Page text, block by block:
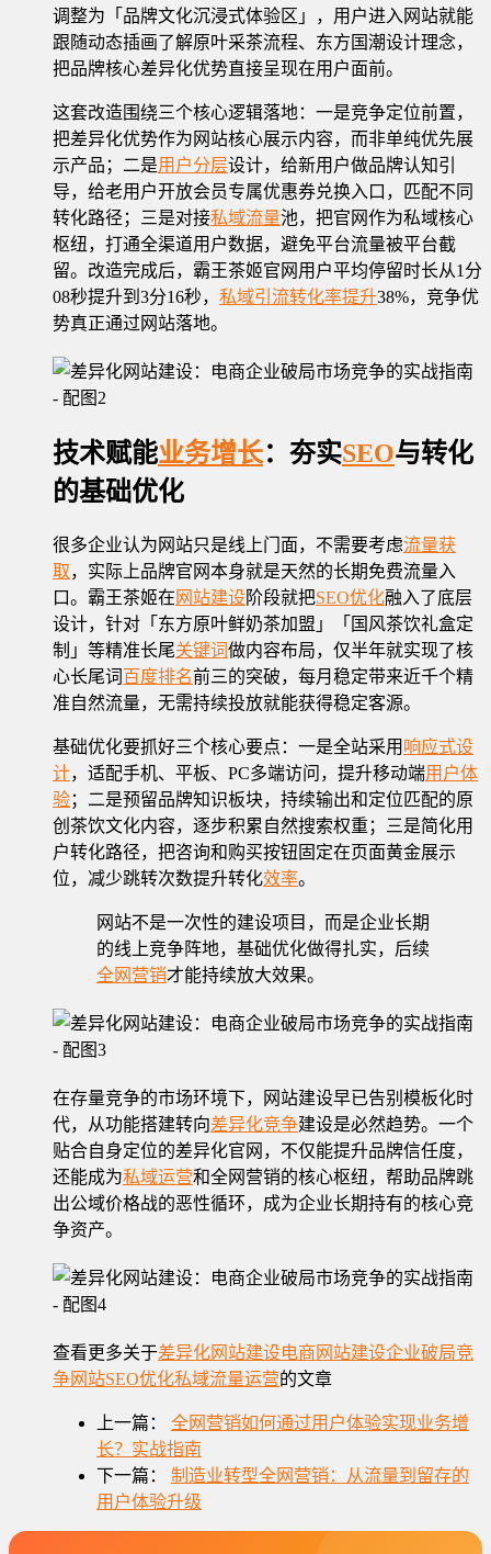
调整为「品牌文化沉浸式体验区」，用户进入网站就能
跟随动态插画了解原叶采茶流程、东方国潮设计理念，
把品牌核心差异化优势直接呈现在用户面前。
这套改造围绕三个核心逻辑落地：一是竞争定位前置，
把差异化优势作为网站核心展示内容，而非单纯优先展
示产品；二是用户分层设计，给新用户做品牌认知引
导，给老用户开放会员专属优惠券兑换入口，匹配不同
转化路径；三是对接私域流量池，把官网作为私域核心
枢纽，打通全渠道用户数据，避免平台流量被平台截
留。改造完成后，霸王茶姬官网用户平均停留时长从1分
08秒提升到3分16秒， 私域引流转化率提升38%，竞争优
势真正通过网站落地。
技术赋能业务增长：夯实SEO与转化
的基础优化
很多企业认为网站只是线上门面，不需要考虑流量获
取，实际上品牌官网本身就是天然的长期免费流量入
口。霸王茶姬在 网站建设阶段就把SEO优化融入了底层
设计，针对「东方原叶鲜奶茶加盟」「国风茶饮礼盒定
制」等精准长尾关键词做内容布局，仅半年就实现了核
心长尾词 百度排名前三的突破，每月稳定带来近千个精
准自然流量，无需持续投放就能获得稳定客源。
基础优化要抓好三个核心要点：一是全站采用 响应式设
计，适配手机、平板、PC多端访问，提升移动端用户体
验；二是预留品牌知识板块，持续输出和定位匹配的原
创茶饮文化内容，逐步积累自然搜索权重；三是简化用
户转化路径，把咨询和购买按钮固定在页面黄金展示
位，减少跳转次数提升转化效率。
网站不是一次性的建设项目，而是企业长期
的线上竞争阵地，基础优化做得扎实，后续
全网营销才能持续放大效果。
在存量竞争的市场环境下，网站建设早已告别模板化时
代，从功能搭建转向差异化竞争建设是必然趋势。一个
贴合自身定位的差异化官网，不仅能提升品牌信任度，
还能成为私域运营和全网营销的核心枢纽，帮助品牌跳
出公域价格战的恶性循环，成为企业长期持有的核心竞
争资产。
查看更多关于差异化网站建设电商网站建设企业破局竞
争网站SEO优化私域流量运营的文章
上一篇： 全网营销如何通过用户体验实现业务增
长？实战指南
下一篇： 制造业转型全网营销：从流量到留存的
用户体验升级